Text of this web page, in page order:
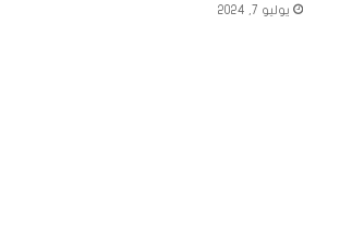
يوليو 7, 2024